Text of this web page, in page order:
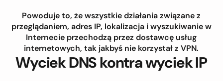
Powoduje to, że wszystkie działania związane z
przeglądaniem, adres IP, lokalizacja i wyszukiwanie w
Internecie przechodzą przez dostawcę usług
internetowych, tak jakbyś nie korzystał z VPN.
Wyciek DNS kontra wyciek IP